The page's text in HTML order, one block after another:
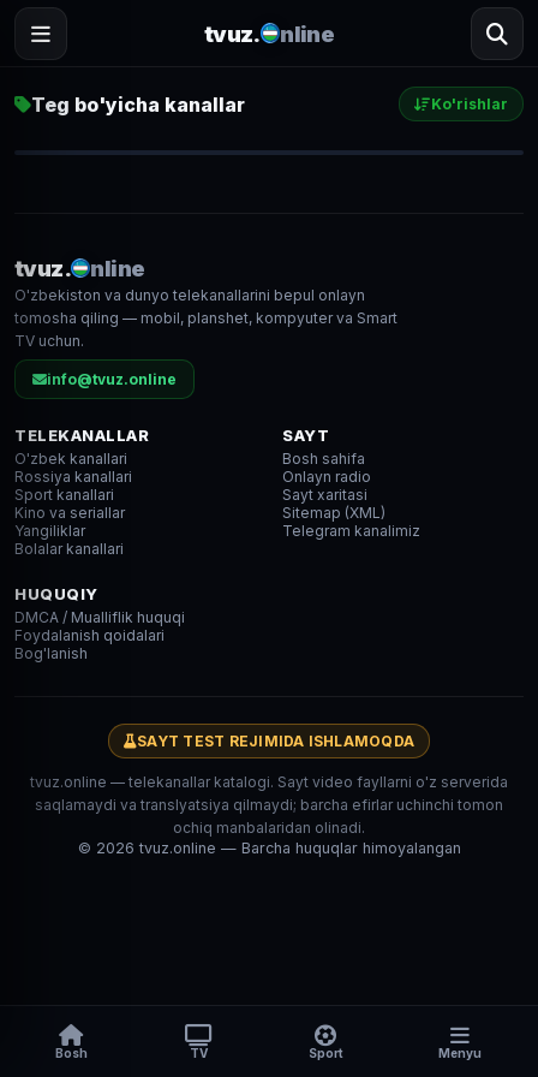
tvuz. nline
Teg bo'yicha kanallar Ko'rishlar
FHD
Madaniyat va Ma'rifat
tvuz. nline
O'zbekiston va dunyo telekanallarini bepul onlayn
tomosha qiling — mobil, planshet, kompyuter va Smart
TV uchun.
info@tvuz.online
TELEKANALLAR
O'zbek kanallari
Rossiya kanallari
Sport kanallari
Kino va seriallar
Yangiliklar
Bolalar kanallari
SAYT
Bosh sahifa
Onlayn radio
Sayt xaritasi
Sitemap (XML)
Telegram kanalimiz
HUQUQIY
DMCA / Mualliflik huquqi
Foydalanish qoidalari
Bog'lanish
SAYT TEST REJIMIDA ISHLAMOQDA
tvuz.online — telekanallar katalogi. Sayt video fayllarni o'z serverida
saqlamaydi va translyatsiya qilmaydi; barcha efirlar uchinchi tomon
ochiq manbalaridan olinadi.
© 2026 tvuz.online — Barcha huquqlar himoyalangan
Bosh TV Sport Menyu